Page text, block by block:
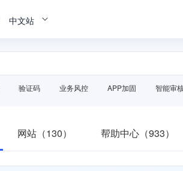
中文站
验证码 业务风控 APP加固 智能审
网站（130） 帮助中心（933）